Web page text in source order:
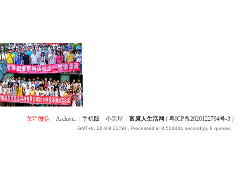
关注微信 Archiver 手机版 小黑屋 富康人生活网 ( 粤ICP备2020122794号-3)
GMT+8, 26-8-8 23:50 , Processed in 0.504031 second(s), 8 queries .